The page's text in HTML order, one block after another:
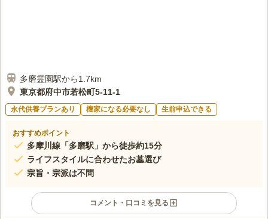
多磨霊園駅から1.7km
東京都府中市若松町5-11-1
永代供養プランあり 檀家になる必要なし 生前申込できる
おすすめポイント
多摩川線「多磨駅」から徒歩約15分
ライフスタイルに合わせたお墓選び
宗旨・宗派は不問
コメント・口コミを見る